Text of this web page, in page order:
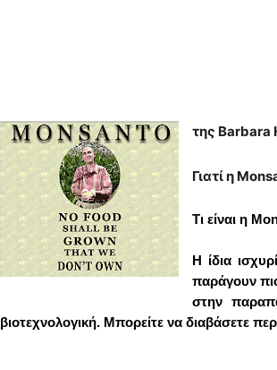
της Barbara
Γιατί η
Τι είναι η
Η ίδια
παράγουν
στην
βιοτεχνολογική. Μπορείτε να διαβάσετε